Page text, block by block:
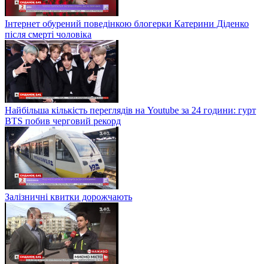
Інтернет обурений поведінкою блогерки Катерини Діденко
після смерті чоловіка
Найбільша кількість переглядів на Youtube за 24 години: гурт
BTS побив черговий рекорд
Залізничні квитки дорожчають